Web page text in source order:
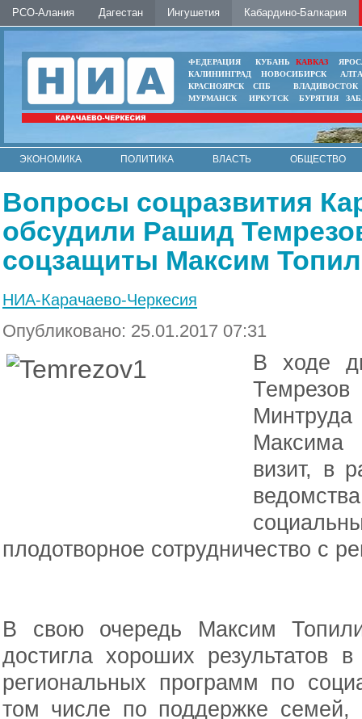
РСО-Алания Дагестан Ингушетия Кабардино-Балкария
ФЕДЕРАЦИЯ КУБАНЬ КАВКАЗ
КАЛИНИНГРАД
НОВОСИБИРСК
КРАСНОЯРСК
СПБ
ВЛАДИВОСТОК
МУРМАНСК
ИРКУТСК БУРЯТИЯ
ЭКОНОМИКА ПОЛИТИКА ВЛАСТЬ
ОБЩЕСТВО
Вопросы соцразвития
обсудили Рашид
соцзащиты Максим
НИА-Карачаево-Черкесия
Опубликовано: 25.01.2017 07:31
В ходе
Темрезов
Максима
визит, в
плодотворное сотрудничество с
В свою очередь Максим
достигла хороших результатов
региональных программ по
том числе по поддержке семей,